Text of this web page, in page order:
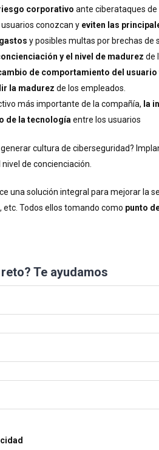
corporativo ante ciberataques de
usuarios conozcan y eviten las
gastos y posibles multas por brechas de
y el nivel de madurez de
de comportamiento del
la madurez de los empleados.
más importante de la compañía, la
de la tecnología entre los usuarios
cultura de ciberseguridad?
de concienciación.
una solución integral para mejorar la
etc. Todos ellos tomando como punto
Te ayudamos